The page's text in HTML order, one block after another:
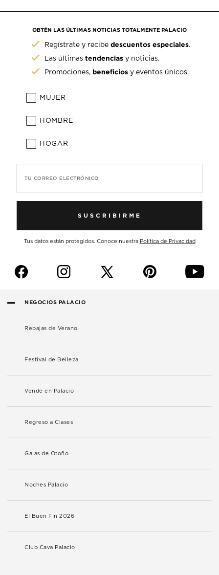
OBTÉN LAS ÚLTIMAS NOTICIAS TOTALMENTE PALACIO
Regístrate y recibedescuentos especiales.
Las últimastendencias y noticias.
Promociones, beneficios y eventos únicos.
MUJER
HOMBRE
HOGAR
TU CORREO ELECTRÓNICO
SUSCRIBIRME
Tus datos están protegidos. Conoce nuestra Política de Privacidad
f i p y
NEGOCIOS PALACIO
Rebajas de Verano
Festival de Belleza
Vende en Palacio
Regreso a Clases
Galas de Otoño
Noches Palacio
El Buen Fin 2026
Club Cava Palacio